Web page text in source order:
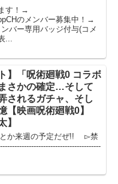
す！→
のメンバー募集中！→
バー専用バッジ付与(コメ
...
】「呪術廻戦0 コラボ
さかの確定…そして
されるガチャ、そし
【映画呪術廻戦0】
】
か来週の予定だぜ!! ▻禁